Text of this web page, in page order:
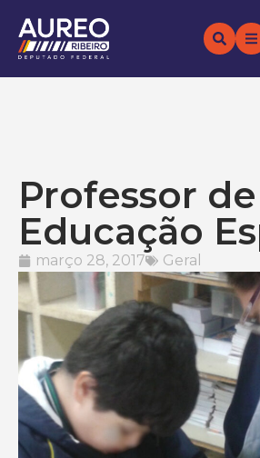
Professor de
Educação
março 28, 2017 Geral